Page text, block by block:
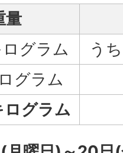
量
グラム
う
グラム
グラム